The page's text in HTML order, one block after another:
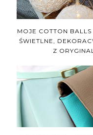
MOJE COTTON
ŚWIETLNE,
Z